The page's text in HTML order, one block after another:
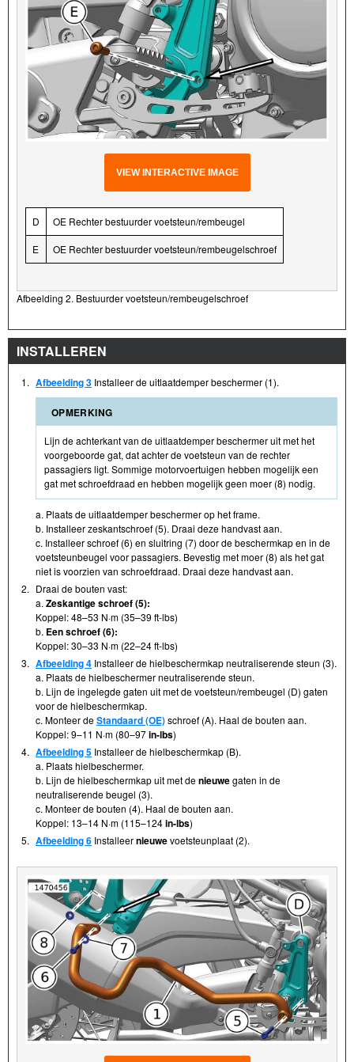
VIEW INTERACTIVE IMAGE
D OE Rechter bestuurder voetsteun/rembeugel
E OE Rechter bestuurder voetsteun/rembeugelschroef
Afbeelding 2. Bestuurder voetsteun/rembeugelschroef
INSTALLEREN
1. Afbeelding 3 Installeer de uitlaatdemper beschermer (1).
OPMERKING
Lijn de achterkant van de uitlaatdemper beschermer uit met het
voorgeboorde gat, dat achter de voetsteun van de rechter
passagiers ligt. Sommige motorvoertuigen hebben mogelijk een
gat met schroefdraad en hebben mogelijk geen moer (8) nodig.
a. Plaats de uitlaatdemper beschermer op het frame.
b. Installeer zeskantschroef (5). Draai deze handvast aan.
c. Installeer schroef (6) en sluitring (7) door de beschermkap en in de
voetsteunbeugel voor passagiers. Bevestig met moer (8) als het gat
niet is voorzien van schroefdraad. Draai deze handvast aan.
2. Draai de bouten vast:
a. Zeskantige schroef (5):
Koppel: 48–53 N·m (35–39 ft-lbs)
b. Een schroef (6):
Koppel: 30–33 N·m (22–24 ft-lbs)
3. Afbeelding 4 Installeer de hielbeschermkap neutraliserende steun (3).
a. Plaats de hielbeschermer neutraliserende steun.
b. Lijn de ingelegde gaten uit met de voetsteun/rembeugel (D) gaten
voor de hielbeschermkap.
c. Monteer deStandaard (OE)schroef (A). Haal de bouten aan.
Koppel: 9–11 N·m (80–97in-lbs)
4. Afbeelding 5 Installeer de hielbeschermkap (B).
a. Plaats hielbeschermer.
b. Lijn de hielbeschermkap uit met denieuwegaten in de
neutraliserende beugel (3).
c. Monteer de bouten (4). Haal de bouten aan.
Koppel: 13–14 N·m (115–124in-lbs)
5. Afbeelding 6 Installeernieuwevoetsteunplaat (2).